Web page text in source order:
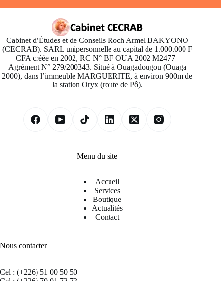
Cabinet d’Études et de Conseils Roch Armel BAKYONO
(CECRAB). SARL unipersonnelle au capital de 1.000.000 F
CFA créée en 2002, RC N° BF OUA 2002 M2477 |
Agrément N° 279/200343. Situé à Ouagadougou (Ouaga
2000), dans l’immeuble MARGUERITE, à environ 900m de
la station Oryx (route de Pô).
Menu du site
Accueil
Services
Boutique
Actualités
Contact
Nous contacter
Cel : (+226) 51 00 50 50